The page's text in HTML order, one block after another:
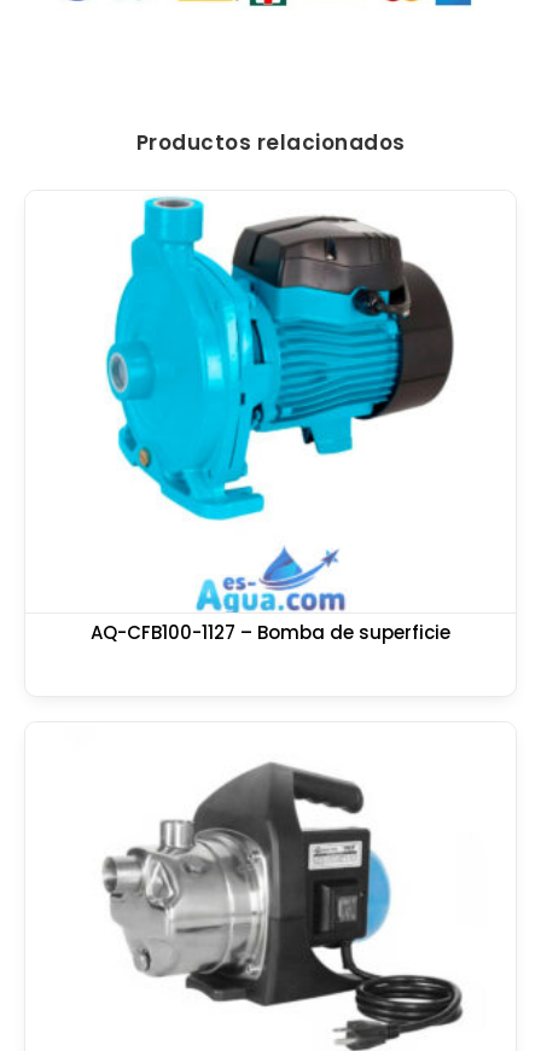
Productos relacionados
AQ-CFB100-1127 – Bomba de superficie